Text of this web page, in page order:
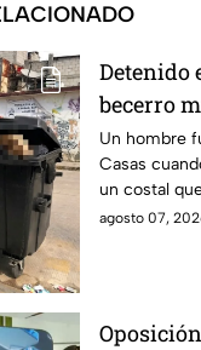
Detenido
becerro
basura en
Un hombre
Casas
un costal
agosto 07,